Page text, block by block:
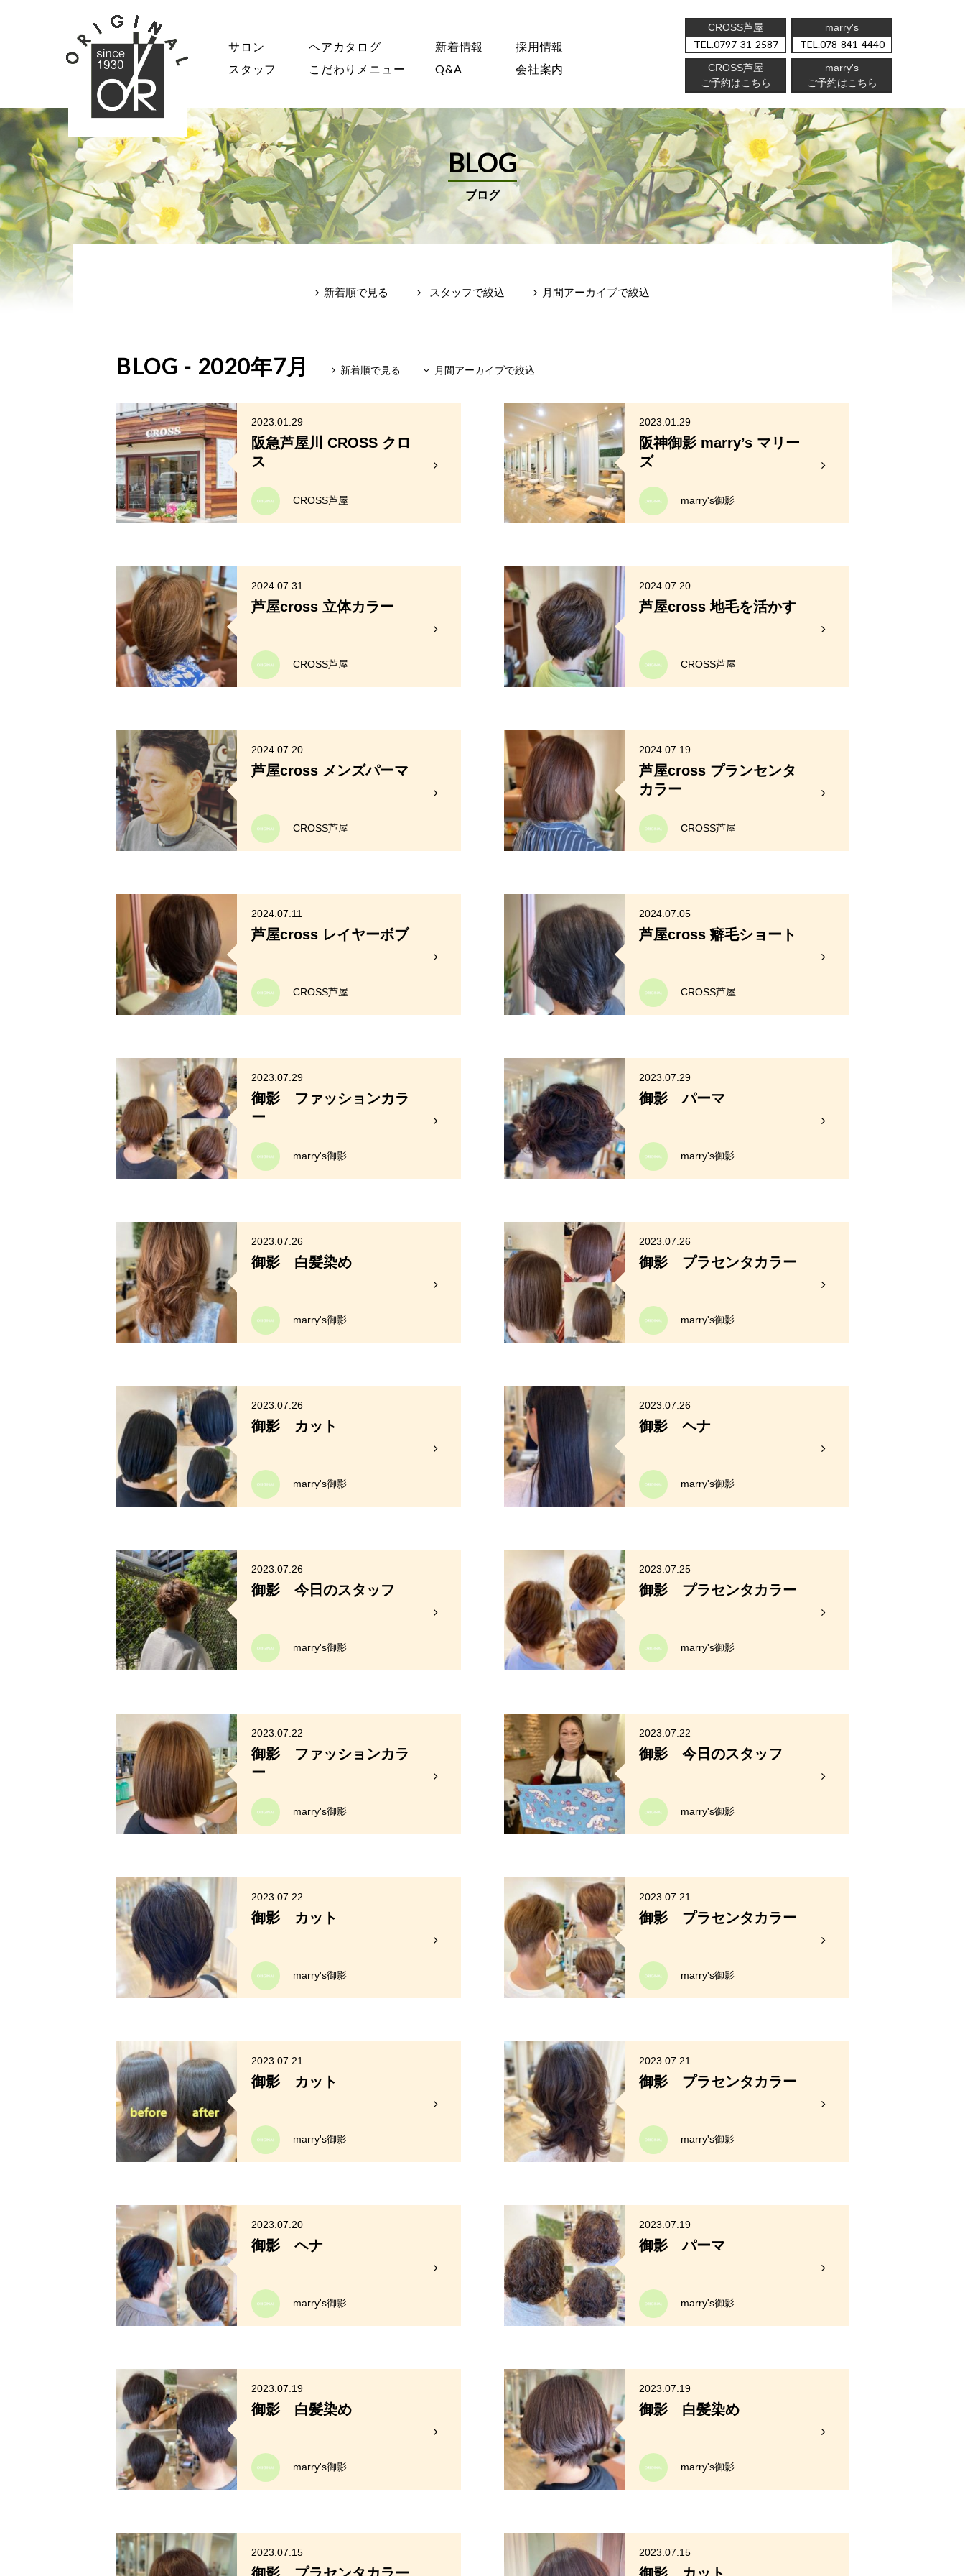
サロン ヘアカタログ 新着情報
採用情報
スタッフ
こだわりメニュー Q&A 会社案内
CROSS芦屋
0797-31-2587
marry's
078-841-4440
CROSS芦屋
ご予約はこちら
marry's
ご予約はこちら
BLOG
ブログ
新着順で見る スタッフで絞込 月間アーカイブで絞込
BLOG - 2020年7月 新着順で見る 月間アーカイブで絞込
2023.01.29
阪急芦屋川 CROSS クロ
ス
CROSS芦屋
2023.01.29
阪神御影 marry’s マリー
ズ
marry's御影
2024.07.31
芦屋cross 立体カラー
CROSS芦屋
2024.07.20
芦屋cross 地毛を活かす
CROSS芦屋
2024.07.20
芦屋cross メンズパーマ
CROSS芦屋
2024.07.19
芦屋cross プランセンタ
カラー
CROSS芦屋
2024.07.11
芦屋cross レイヤーボブ
CROSS芦屋
2024.07.05
芦屋cross 癖毛ショート
CROSS芦屋
2023.07.29
御影 ファッションカラ
ー
marry's御影
2023.07.29
御影 パーマ
marry's御影
2023.07.26
御影 白髪染め
marry's御影
2023.07.26
御影 プラセンタカラー
marry's御影
2023.07.26
御影 カット
marry's御影
2023.07.26
御影 ヘナ
marry's御影
2023.07.26
御影 今日のスタッフ
marry's御影
2023.07.25
御影 プラセンタカラー
marry's御影
2023.07.22
御影 ファッションカラ
ー
marry's御影
2023.07.22
御影 今日のスタッフ
marry's御影
2023.07.22
御影 カット
marry's御影
2023.07.21
御影 プラセンタカラー
marry's御影
2023.07.21
御影 カット
marry's御影
2023.07.21
御影 プラセンタカラー
marry's御影
2023.07.20
御影 ヘナ
marry's御影
2023.07.19
御影 パーマ
marry's御影
2023.07.19
御影 白髪染め
marry's御影
2023.07.19
御影 白髪染め
marry's御影
2023.07.15 2023.07.15